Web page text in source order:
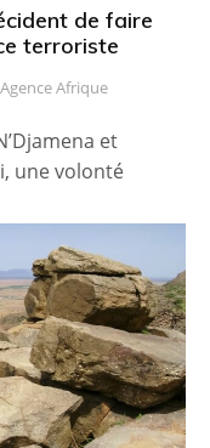
de faire
terroriste
Agence Afrique
et
une volonté